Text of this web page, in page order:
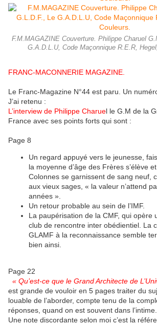
F.M.MAGAZINE Couverture. Philippe Charuel
G.A.D.L.U, Code Maçonnique R.E.R,
FRANC-MACONNERIE MAGAZINE.
Le Franc-Magazine N°44 est paru. Un
J’ai retenu :
L’interview de Philippe Charuel le G.M de la
France avec ses points forts qui sont :
Page 8
Un regard appuyé vers le jeunesse,
la moyenne d’âge des Frères s’élève
Colonnes se garnissent de sang neuf,
aux vieux sages, « la valeur n’attend
années ».
Un retour probable au sein de l’IMF.
La paupérisation de la CMF, qui opère
club de rencontre inter obédientiel. La
GLAMF à la reconnaissance semble
bien ainsi.
Page 22
« Qu’est-ce que le Grand Architecte de
est grande de vouloir en 5 pages traiter du
louable de l’aborder, compte tenu de la
réponses, quand on est souvent dans l’intime.
Une note discordante selon moi c’est la